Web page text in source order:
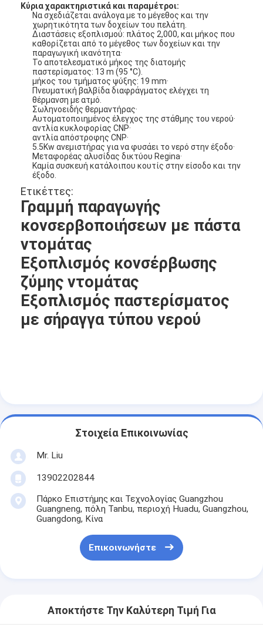
Σχετικά με εμάς
Κύρια χαρακτηριστικά και παραμέτροι:
Να σχεδιάζεται ανάλογα με το μέγεθος και την
χωρητικότητα των δοχείων του πελάτη.
Διαστάσεις εξοπλισμού: πλάτος 2,000, και μήκος που
καθορίζεται από το μέγεθος των δοχείων και την
παραγωγική ικανότητα·
Το αποτελεσματικό μήκος της διατομής
παστερίσματος: 13 m (95 °C).
μήκος του τμήματος ψύξης: 19 mm·
Πνευματική βαλβίδα διαφράγματος ελέγχει τη
θέρμανση με ατμό.
Σωληνοειδής θερμαντήρας·
Αυτοματοποιημένος έλεγχος της στάθμης του νερού·
αντλία κυκλοφορίας CNP·
αντλία απόστροφης CNP·
5.5Kw ανεμιστήρας για να φυσάει το νερό στην έξοδο·
Μεταφορέας αλυσίδας δικτύου Regina·
Καμία συσκευή κατάλοιπου κουτίς στην είσοδο και την
έξοδο.
Ετικέττες:
Γραμμή παραγωγής
κονσερβοποιήσεων με πάστα
ντομάτας
Εξοπλισμός κονσέρβωσης
ζύμης ντομάτας
Εξοπλισμός παστερίσματος
με σήραγγα τύπου νερού
Στοιχεία Επικοινωνίας
Mr. Liu
13902202844
Πάρκο Επιστήμης και Τεχνολογίας Guangzhou
Guangneng, πόλη Tanbu, περιοχή Huadu, Guangzhou,
Guangdong, Κίνα
Επικοινωνήστε
Αποκτήστε Την Καλύτερη Τιμή Για